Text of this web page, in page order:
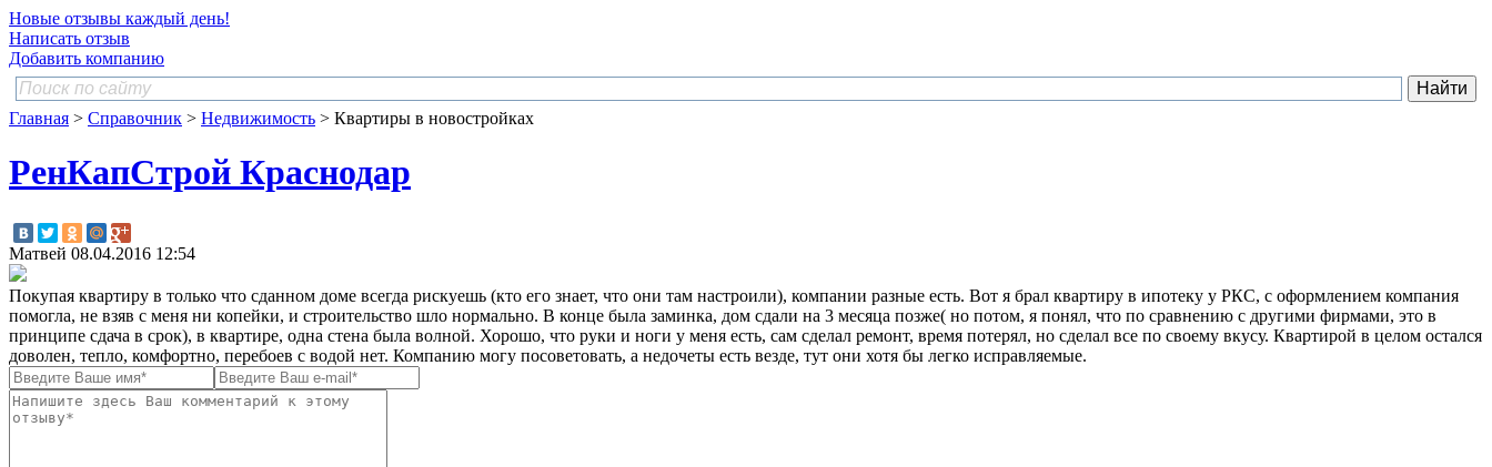
Новые отзывы каждый день!
Написать отзыв
Добавить компанию
Главная > Справочник > Недвижимость > Квартиры в новостройках
РенКапСтрой Краснодар
Матвей 08.04.2016 12:54
Покупая квартиру в только что сданном доме всегда рискуешь (кто его знает, что они там настроили), компании разные есть. Вот я брал квартиру в ипотеку у РКС, с оформлением компания
помогла, не взяв с меня ни копейки, и строительство шло нормально. В конце была заминка, дом сдали на 3 месяца позже( но потом, я понял, что по сравнению с другими фирмами, это в
принципе сдача в срок), в квартире, одна стена была волной. Хорошо, что руки и ноги у меня есть, сам сделал ремонт, время потерял, но сделал все по своему вкусу. Квартирой в целом остался
доволен, тепло, комфортно, перебоев с водой нет. Компанию могу посоветовать, а недочеты есть везде, тут они хотя бы легко исправляемые.